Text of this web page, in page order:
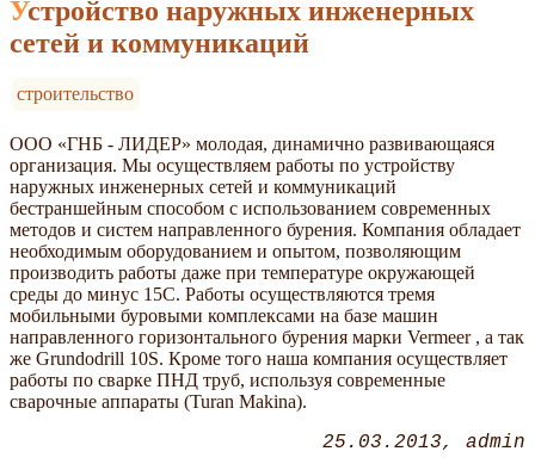
Устройство наружных инженерных
сетей и коммуникаций
строительство
ООО ГНБ - ЛИДЕР
молодая, динамично развивающаяся
организация. Мы осуществляем работы по устройству
наружных инженерных сетей и коммуникаций
бестраншейным способом с использованием современных
методов и систем направленного бурения. Компания обладает
необходимым оборудованием и опытом, позволяющим
производить работы даже при температуре окружающей
среды до минус 15С. Работы осуществляются тремя
мобильными буровыми комплексами на базе машин
направленного горизонтального бурения марки Vermeer , а так
же Grundodrill 10S. Кроме того наша компания осуществляет
работы по сварке ПНД труб, используя современные
сварочные аппараты (Turan Makina).
25.03.2013 admin